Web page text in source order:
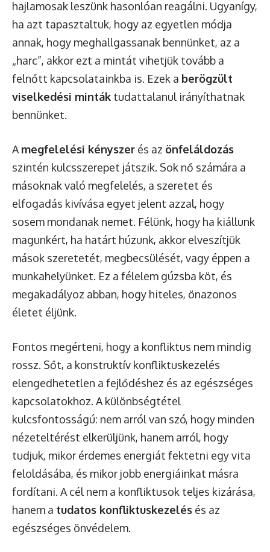
hajlamosak leszünk hasonlóan reagálni. Ugyanígy,
ha azt tapasztaltuk, hogy az egyetlen módja
annak, hogy meghallgassanak bennünket, az a
„harc”, akkor ezt a mintát vihetjük tovább a
felnőtt kapcsolatainkba is. Ezek a berögzült
viselkedési minták tudattalanul irányíthatnak
bennünket.
A megfelelési kényszer és az önfeláldozás
szintén kulcsszerepet játszik. Sok nő számára a
másoknak való megfelelés, a szeretet és
elfogadás kivívása egyet jelent azzal, hogy
sosem mondanak nemet. Félünk, hogy ha kiállunk
magunkért, ha határt húzunk, akkor elveszítjük
mások szeretetét, megbecsülését, vagy éppen a
munkahelyünket. Ez a félelem gúzsba köt, és
megakadályoz abban, hogy hiteles, önazonos
életet éljünk.
Fontos megérteni, hogy a konfliktus nem mindig
rossz. Sőt, a konstruktív konfliktuskezelés
elengedhetetlen a fejlődéshez és az egészséges
kapcsolatokhoz. A különbségtétel
kulcsfontosságú: nem arról van szó, hogy minden
nézeteltérést elkerüljünk, hanem arról, hogy
tudjuk, mikor érdemes energiát fektetni egy vita
feloldásába, és mikor jobb energiáinkat másra
fordítani. A cél nem a konfliktusok teljes kizárása,
hanem a tudatos konfliktuskezelés és az
egészséges önvédelem.